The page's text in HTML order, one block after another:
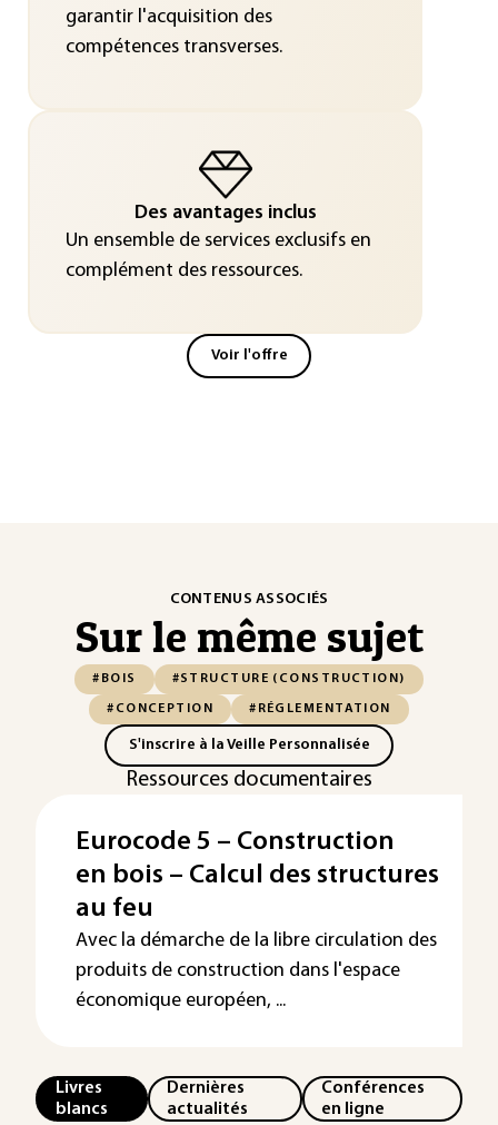
garantir l'acquisition des
compétences transverses.
Des avantages inclus
Un ensemble de services exclusifs en
complément des ressources.
Voir l'offre
CONTENUS ASSOCIÉS
Sur le même sujet
#BOIS #STRUCTURE (CONSTRUCTION)
#CONCEPTION #RÉGLEMENTATION
S'inscrire à la Veille Personnalisée
Ressources documentaires
Eurocode 5 – Construction
en bois – Calcul des structures
au feu
Avec la démarche de la libre circulation des
produits de construction dans l'espace
économique européen, ...
Livres
blancs
Dernières
actualités
Conférences
en ligne